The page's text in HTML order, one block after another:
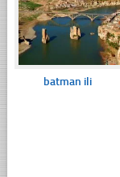
batman ili